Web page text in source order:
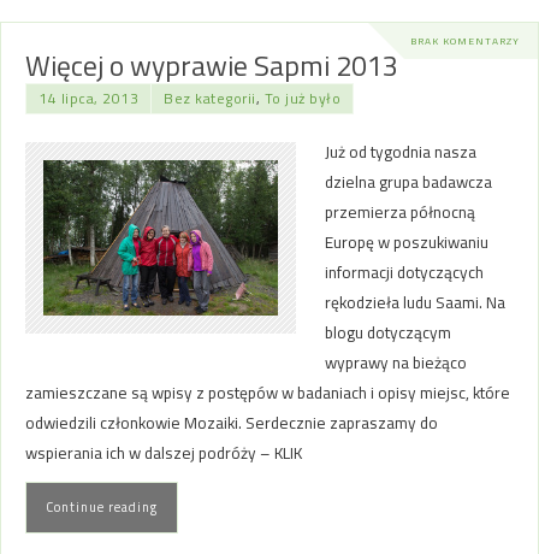
BRAK KOMENTARZY
Więcej o wyprawie Sapmi 2013
14 lipca, 2013 Bez kategorii, To już było
Już od tygodnia nasza
dzielna grupa badawcza
przemierza północną
Europę w poszukiwaniu
informacji dotyczących
rękodzieła ludu Saami. Na
blogu dotyczącym
wyprawy na bieżąco
zamieszczane są wpisy z postępów w badaniach i opisy miejsc, które
odwiedzili członkowie Mozaiki. Serdecznie zapraszamy do
wspierania ich w dalszej podróży – KLIK
Continue reading